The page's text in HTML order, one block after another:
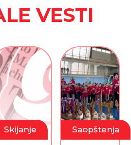
VESTI
Skijanje Saopštenja